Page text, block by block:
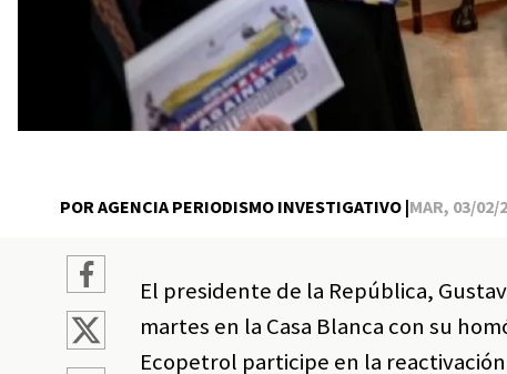
POR AGENCIA PERIODISMO INVESTIGATIVO |MAR, 03/02/
El presidente de la República,
martes en la Casa Blanca con su
Ecopetrol participe en la